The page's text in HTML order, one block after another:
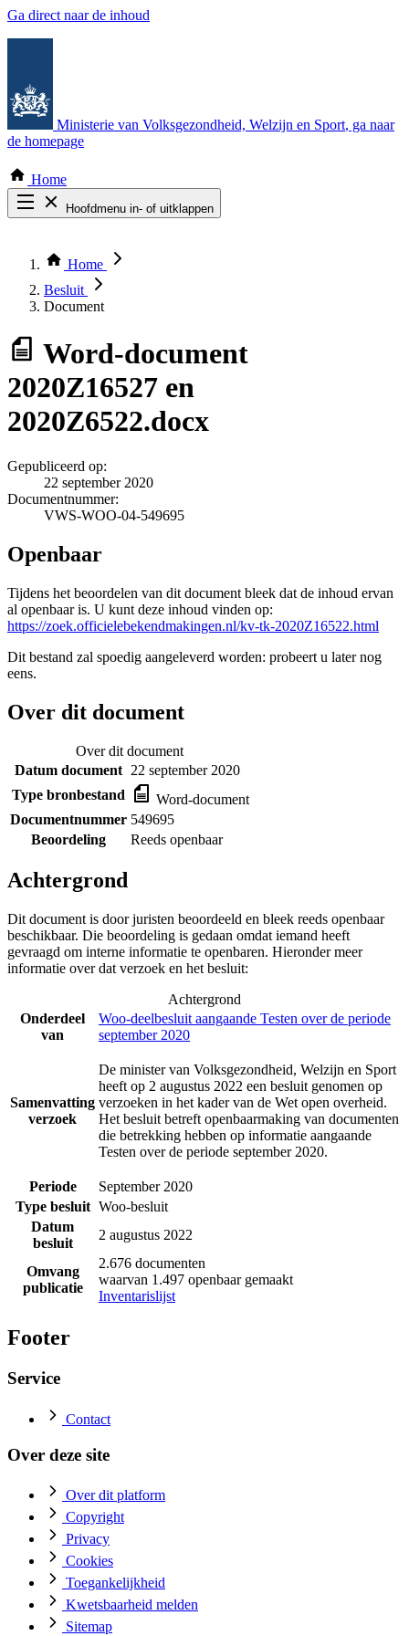
Ga direct naar de inhoud
Ministerie van Volksgezondheid, Welzijn en Sport, ga naar
de homepage
Home
Hoofdmenu in- of uitklappen
Thema COVID-19
Bekijk per bestuursorgaan
Home
Besluit
Document
Word-document
2020Z16527 en
2020Z6522.docx
Gepubliceerd op:
22 september 2020
Documentnummer:
VWS-WOO-04-549695
Openbaar
Tijdens het beoordelen van dit document bleek dat de inhoud ervan
al openbaar is. U kunt deze inhoud vinden op:
https://zoek.officielebekendmakingen.nl/kv-tk-2020Z16522.html
Dit bestand zal spoedig aangeleverd worden: probeert u later nog
eens.
Over dit document
Over dit document
Datum document 22 september 2020
Type bronbestand
Word-document
Documentnummer 549695
Beoordeling
Reeds openbaar
Achtergrond
Dit document is door juristen beoordeeld en bleek reeds openbaar
beschikbaar. Die beoordeling is gedaan omdat iemand heeft
gevraagd om interne informatie te openbaren. Hieronder meer
informatie over dat verzoek en het besluit:
Achtergrond
Onderdeel
van
Woo-deelbesluit aangaande Testen over de periode
september 2020
Samenvatting
verzoek
De minister van Volksgezondheid, Welzijn en Sport
heeft op 2 augustus 2022 een besluit genomen op
verzoeken in het kader van de Wet open overheid.
Het besluit betreft openbaarmaking van documenten
die betrekking hebben op informatie aangaande
Testen over de periode september 2020.
Periode
September 2020
Type besluit Woo-besluit
Datum
besluit
2 augustus 2022
Omvang
publicatie
2.676 documenten
waarvan 1.497 openbaar gemaakt
Inventarislijst
Footer
Service
Contact
Over deze site
Over dit platform
Copyright
Privacy
Cookies
Toegankelijkheid
Kwetsbaarheid melden
Sitemap